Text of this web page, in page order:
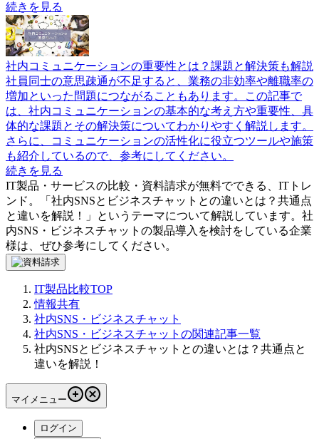
続きを見る
社内コミュニケーションの重要性とは？課題と解決策も解説
社員同士の意思疎通が不足すると、業務の非効率や離職率の
増加といった問題につながることもあります。この記事で
は、社内コミュニケーションの基本的な考え方や重要性、具
体的な課題とその解決策についてわかりやすく解説します。
さらに、コミュニケーションの活性化に役立つツールや施策
も紹介しているので、参考にしてください。
続きを見る
IT製品・サービスの比較・資料請求が無料でできる、ITトレ
ンド。「 社内SNSとビジネスチャットとの違いとは？共通点
と違いを解説！
」というテーマについて解説しています。 社
内SNS・ビジネスチャット の製品導入を検討をしている企業
様は、ぜひ参考にしてください。
IT製品比較TOP
情報共有
社内SNS・ビジネスチャット
社内SNS・ビジネスチャットの関連記事一覧
社内SNSとビジネスチャットとの違いとは？共通点と
違いを解説！
マイメニュー
ログイン